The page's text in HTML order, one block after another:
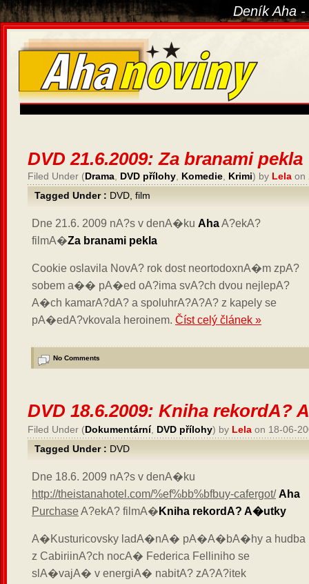
Deník Aha
DVD 21.6.2009: Za branami pekla
Filed Under (Drama DVD přílohy Komedie Krimi) by Lela on
Tagged Under : DVD film
Dne 21.6. 2009 nA?s v denA�ku AhaA?ekA?
filmA�Za branami pekla
Cookie oslavila NovA? rok dost neortodoxnA�m zpA?
sobem a�� pA�ed oA?ima svA?ch dvou nejlepA?
A�ch kamarA?dA? a spoluhrA?A?A? z kapely se
pA�edA?vkovala heroinem. Číst celý článek »
No Comments
DVD 18.6.2009: Kniha rekordA?
Filed Under (Dokumentární, DVD přílohy) by Lela on 18-06-
Tagged Under : DVD
Dne 18.6. 2009 nA?s v denA�ku
http://theistanahotel.com/%ef%bb%bfbuy-cafergot/ Aha
PurchaseA?ekA? filmA� Kniha rekordA? A�utky
A�Kusturicovsky ladA�nA� pA�A�bA�hy a hudba
z CabiriinA?ch nocA� Federica Felliniho se
slA�vajA� v energiA� nabitA? zA?A?itek